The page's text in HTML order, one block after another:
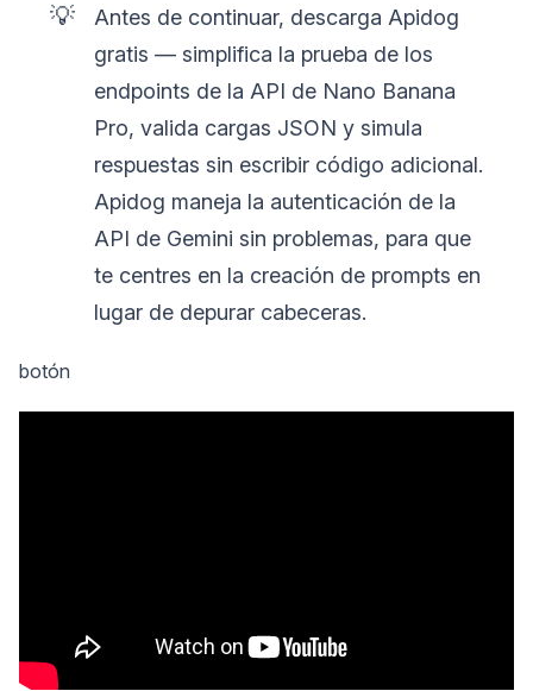
💡
Antes de continuar, descarga Apidog
gratis — simplifica la prueba de los
endpoints de la API de Nano Banana
Pro, valida cargas JSON y simula
respuestas sin escribir código adicional.
Apidog maneja la autenticación de la
API de Gemini sin problemas, para que
te centres en la creación de prompts en
lugar de depurar cabeceras.
botón